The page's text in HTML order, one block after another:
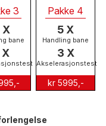
3
X
bane
Pakke 4
5 X
Handling bane
3 X
Akselerasjonstest
kr 5995,-